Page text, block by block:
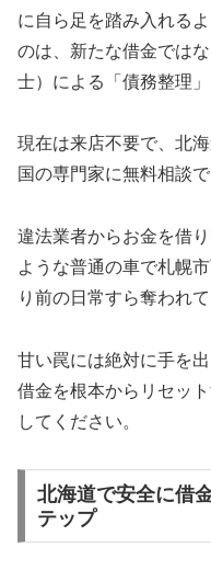
に自ら足を踏み入れる
のは、新たな借金では
士）による「債務整理
現在は来店不要で、北
国の専門家に無料相談
違法業者からお金を借り
ような普通の車で札幌
り前の日常すら奪われて
甘い罠には絶対に手を
借金を根本からリセッ
してください。
北海道で安全に借
テップ